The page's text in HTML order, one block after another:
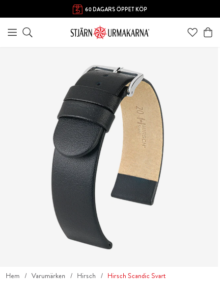
60 DAGARS ÖPPET KÖP
FRI FRAKT ÖVER 1000 KR
Hem Varumärken Hirsch Hirsch Scandic Svart